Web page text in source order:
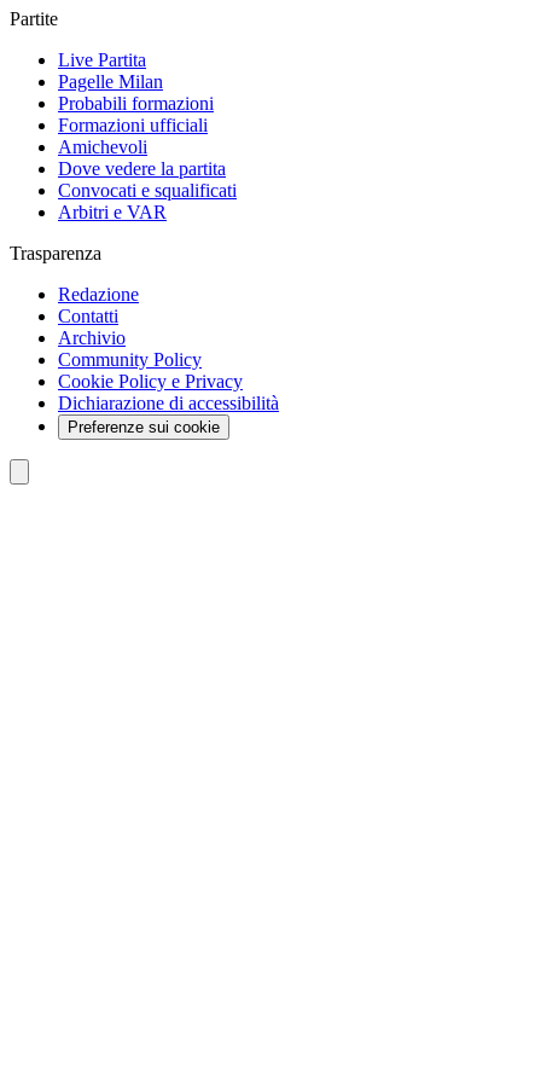
Partite
Live Partita
Pagelle Milan
Probabili formazioni
Formazioni ufficiali
Amichevoli
Dove vedere la partita
Convocati e squalificati
Arbitri e VAR
Trasparenza
Redazione
Contatti
Archivio
Community Policy
Cookie Policy e Privacy
Dichiarazione di accessibilità
Preferenze sui cookie